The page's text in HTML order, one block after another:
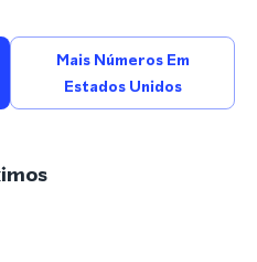
Mais Números Em
Estados Unidos